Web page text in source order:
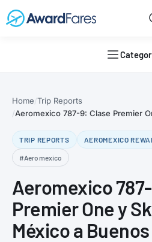
Home Trip Reports
Aeromexico 787-9: Clase Premier
TRIP REPORTS AEROMEXICO
#Aeromexico
Aeromexico
Premier One y
México a